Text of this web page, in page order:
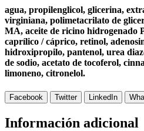
agua, propilenglicol, glicerina,
virginiana, polimetacrilato de
MA, aceite de ricino hidrogenado
caprílico / cáprico, retinol,
hidroxipropilo, pantenol, urea
de sodio, acetato de tocoferol,
limoneno, citronelol.
Facebook Twitter LinkedIn
Información adicional